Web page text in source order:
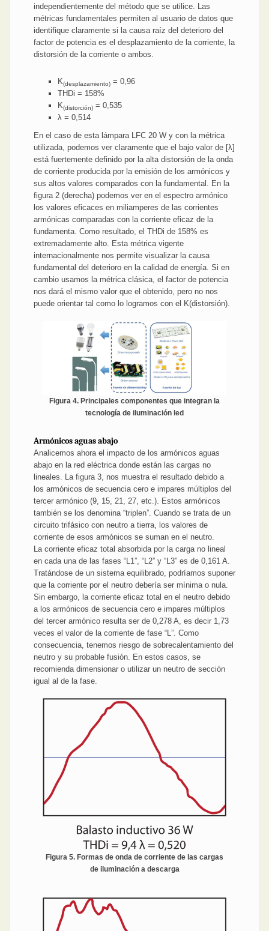
independientemente del método que se utilice. Las
métricas fundamentales permiten al usuario de datos que
identifique claramente si la causa raíz del deterioro del
factor de potencia es el desplazamiento de la corriente, la
distorsión de la corriente o ambos.
K(desplazamiento) = 0,96
THDi = 158%
K(distorción) = 0,535
λ = 0,514
En el caso de esta lámpara LFC 20 W y con la métrica
utilizada, podemos ver claramente que el bajo valor de [λ]
está fuertemente definido por la alta distorsión de la onda
de corriente producida por la emisión de los armónicos y
sus altos valores comparados con la fundamental. En la
figura 2 (derecha) podemos ver en el espectro armónico
los valores eficaces en miliamperes de las corrientes
armónicas comparadas con la corriente eficaz de la
fundamenta. Como resultado, el THDi de 158% es
extremadamente alto. Esta métrica vigente
internacionalmente nos permite visualizar la causa
fundamental del deterioro en la calidad de energía. Si en
cambio usamos la métrica clásica, el factor de potencia
nos dará el mismo valor que el obtenido, pero no nos
puede orientar tal como lo logramos con el K(distorsión).
Figura 4. Principales componentes que integran la
tecnología de iluminación led
Armónicos aguas abajo
Analicemos ahora el impacto de los armónicos aguas
abajo en la red eléctrica donde están las cargas no
lineales. La figura 3, nos muestra el resultado debido a
los armónicos de secuencia cero e impares múltiplos del
tercer armónico (9, 15, 21, 27, etc.). Estos armónicos
también se los denomina “triplen”. Cuando se trata de un
circuito trifásico con neutro a tierra, los valores de
corriente de esos armónicos se suman en el neutro.
La corriente eficaz total absorbida por la carga no lineal
en cada una de las fases “L1”, “L2” y “L3” es de 0,161 A.
Tratándose de un sistema equilibrado, podríamos suponer
que la corriente por el neutro debería ser mínima o nula.
Sin embargo, la corriente eficaz total en el neutro debido
a los armónicos de secuencia cero e impares múltiplos
del tercer armónico resulta ser de 0,278 A, es decir 1,73
veces el valor de la corriente de fase “L”. Como
consecuencia, tenemos riesgo de sobrecalentamiento del
neutro y su probable fusión. En estos casos, se
recomienda dimensionar o utilizar un neutro de sección
igual al de la fase.
Figura 5. Formas de onda de corriente de las cargas
de iluminación a descarga